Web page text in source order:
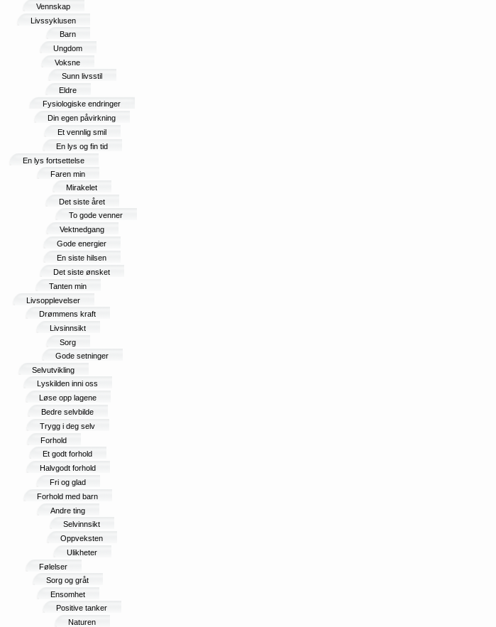
Vennskap
Livssyklusen
Barn
Ungdom
Voksne
Sunn livsstil
Eldre
Fysiologiske endringer
Din egen påvirkning
Et vennlig smil
En lys og fin tid
En lys fortsettelse
Faren min
Mirakelet
Det siste året
To gode venner
Vektnedgang
Gode energier
En siste hilsen
Det siste ønsket
Tanten min
Livsopplevelser
Drømmens kraft
Livsinnsikt
Sorg
Gode setninger
Selvutvikling
Lyskilden inni oss
Løse opp lagene
Bedre selvbilde
Trygg i deg selv
Forhold
Et godt forhold
Halvgodt forhold
Fri og glad
Forhold med barn
Andre ting
Selvinnsikt
Oppveksten
Ulikheter
Følelser
Sorg og gråt
Ensomhet
Positive tanker
Naturen